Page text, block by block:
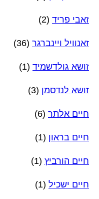
זאבי פריד (2)
זאנוויל ויינברגר (36)
זושא גולדשמיד (1)
זושא לנדסמן (3)
חיים אלתר (6)
חיים בראון (1)
חיים הורביץ (1)
חיים ישכיל (1)